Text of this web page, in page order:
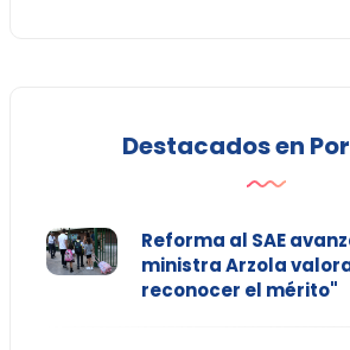
Destacados en
Reforma al SAE
ministra Arzola
reconocer el mérito"